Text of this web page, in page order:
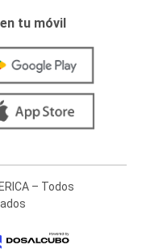
tu móvil
– Todos